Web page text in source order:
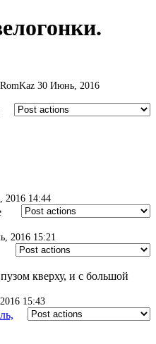
30 Июнь, 2016
2016 14:44
2016 15:21
кверху, и с большой
15:43